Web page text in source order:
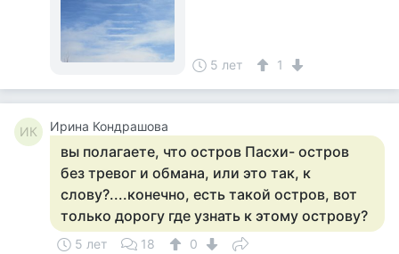
5 лет 1
ИК Ирина Кондрашова
вы полагаете, что остров Пасхи- остров
без тревог и обмана, или это так, к
слову?....конечно, есть такой остров, вот
только дорогу где узнать к этому острову?
5 лет 18 0